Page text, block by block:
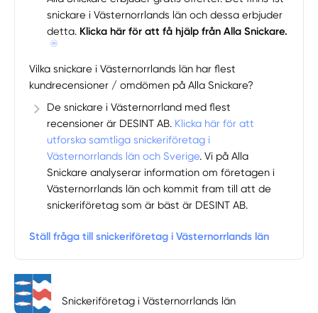
snickare i Västernorrlands län och dessa erbjuder
detta. Klicka här för att få hjälp från Alla Snickare.
Vilka snickare i Västernorrlands län har flest
kundrecensioner / omdömen på Alla Snickare?
De snickare i Västernorrland med flest
recensioner är DESINT AB. Klicka här för att
utforska samtliga snickeriföretag i
Västernorrlands län och Sverige. Vi på Alla
Snickare analyserar information om företagen i
Västernorrlands län och kommit fram till att de
snickeriföretag som är bäst är DESINT AB.
Ställ fråga till snickeriföretag i Västernorrlands län
Snickeriföretag i Västernorrlands län